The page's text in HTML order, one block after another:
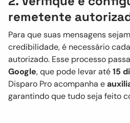
remetente
Para que suas mensagens
credibilidade, é necessário
autorizado. Esse processo
Google, que pode levar até15
Disparo Pro acompanha e
garantindo que tudo seja feito